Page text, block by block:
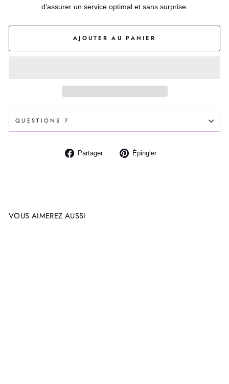
d’assurer un service optimal et sans surprise.
AJOUTER AU PANIER
QUESTIONS ?
Partager
PartagerÉpingler
VOUS AIMEREZ AUSSI